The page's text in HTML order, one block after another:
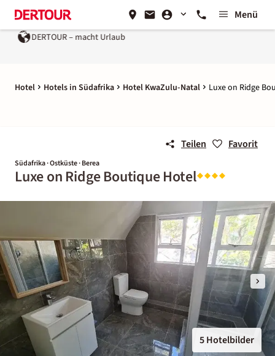
Menü
DERTOUR – macht Urlaub
Hotel Hotels in Südafrika Hotel KwaZulu-Natal Luxe on Ridge
Teilen Favorit
Südafrika · Ostküste · Berea
Luxe on Ridge Boutique Hotel
5 Hotelbilder